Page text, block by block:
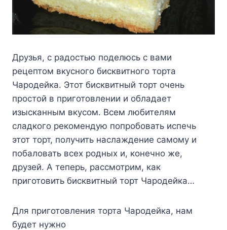
Друзья, с радостью поделюсь с вами
рецептом вкусного бисквитного торта
Чародейка. Этот бисквитный торт очень
простой в приготовлении и обладает
изысканным вкусом. Всем любителям
сладкого рекомендую попробовать испечь
этот торт, получить наслаждение самому и
побаловать всех родных и, конечно же,
друзей. А теперь, рассмотрим, как
приготовить бисквитный торт Чародейка…
Для приготовления торта Чародейка, нам
будет нужно